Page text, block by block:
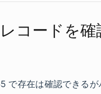
コードを​確
で存在は確認できる